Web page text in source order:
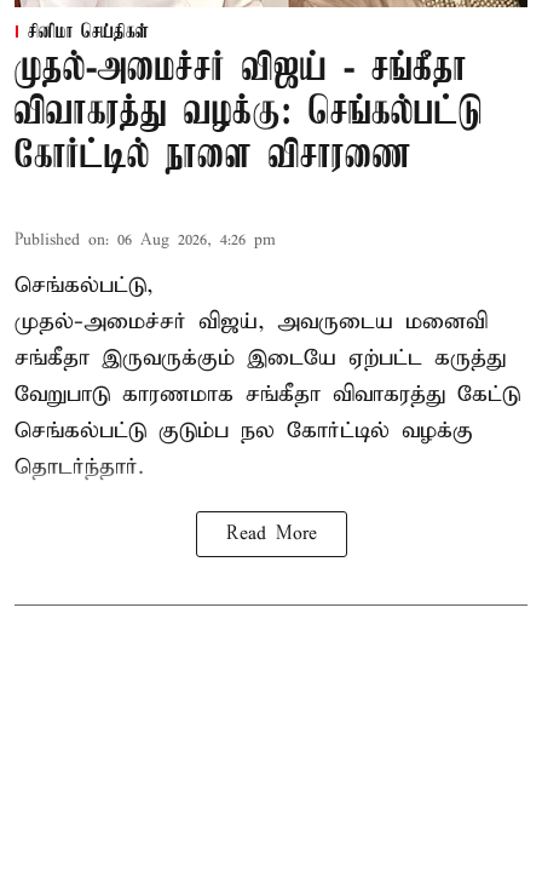
சினிமா செய்திகள்
முதல்-அமைச்சர் விஜய் - சங்கீதா
விவாகரத்து வழக்கு: செங்கல்பட்டு
கோர்ட்டில் நாளை விசாரணை
Published on: 06 Aug 2026, 4:26 pm
செங்கல்பட்டு,
முதல்-அமைச்சர் விஜய், அவருடைய மனைவி
சங்கீதா இருவருக்கும் இடையே ஏற்பட்ட கருத்து
வேறுபாடு காரணமாக சங்கீதா விவாகரத்து கேட்டு
செங்கல்பட்டு குடும்ப நல கோர்ட்டில் வழக்கு
தொடர்ந்தார்.
Read More